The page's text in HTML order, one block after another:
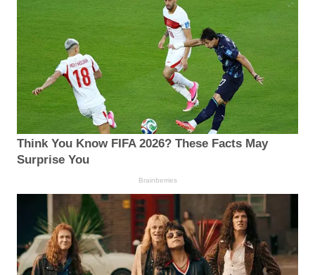
Think You Know FIFA 2026? These Facts May
Surprise You
Brainberries